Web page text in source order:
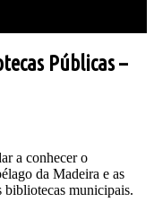
Públicas –
a conhecer o
da Madeira e as
bibliotecas municipais.